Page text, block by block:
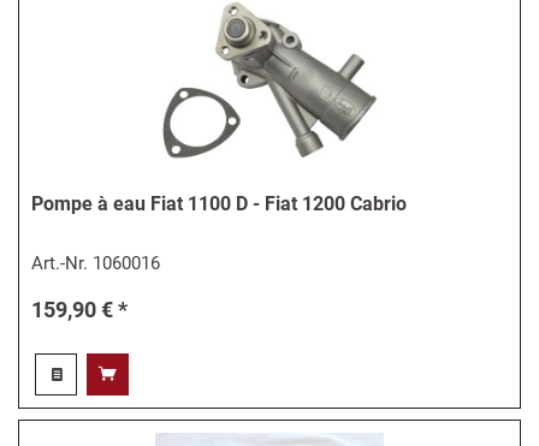
Pompe à eau Fiat 1100 D - Fiat 1200 Cabrio
Art.-Nr. 1060016
159,90 € *